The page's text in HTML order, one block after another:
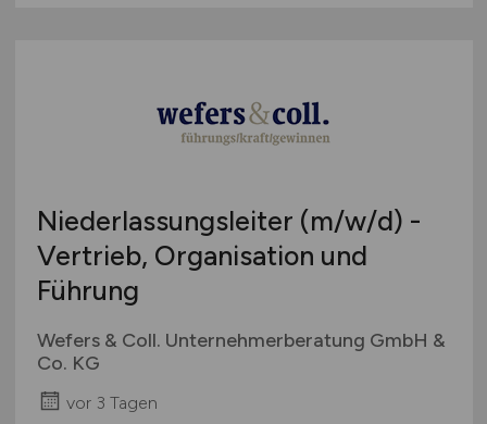
Niederlassungsleiter (m/w/d) -
Vertrieb, Organisation und
Führung
Wefers & Coll. Unternehmerberatung GmbH &
Co. KG
vor 3 Tagen